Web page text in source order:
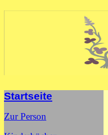
Startseite
Zur Person